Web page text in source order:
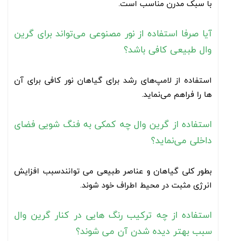
با سبک مدرن مناسب است.
آیا صرفا استفاده از نور مصنوعی می‌تواند برای گرین
وال طبیعی کافی باشد؟
استفاده از لامپ‌های رشد برای گیاهان نور کافی برای آن
ها را فراهم می‌نماید.
استفاده از گرین وال چه کمکی به فنگ شویی فضای
داخلی می‌نماید؟
بطور کلی گیاهان و عناصر طبیعی می توانندسبب افزایش
انرژی مثبت در محیط اطراف خود شوند.
استفاده از چه ترکیب رنگ هایی در کنار گرین وال
سبب بهتر دیده شدن آن می شوند؟